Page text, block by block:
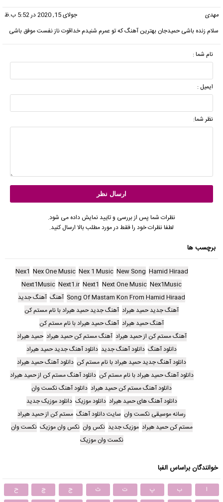
مهدی
جولای 15, 2020 در 5:52 ب.ظ
سلام زنده باشی حمیدجان بهترین آهنگ که تو عمرم شنیدم خداقوت ناز نفست موفق باشی
نام شما :
ایمیل :
نظر شما:
نظرات شما پس از بررسی و تایید نمایش داده می شود.
لطفا نظرات خود را فقط در مورد مطلب بالا ارسال کنید.
برچسب ها
Hamid Hiraad
New Song
Nex 1 Music
Nex One Music
Nex1
Nex1Music
Next One Music
Next1
Next1.ir
Next1Music
Song Of Mastam Kon From Hamid Hiraad آهنگ آهنگ جدید
آهنگ جدید حمید هیراد آهنگ جدید حمید هیراد با نام مستم کن
آهنگ حمید هیراد آهنگ حمید هیراد با نام مستم کن
آهنگ مستم کن از حمید هیراد آهنگ مستم کن حمید هیراد حمید هیراد
دانلود آهنگ دانلود آهنگ جدید دانلود آهنگ جدید حمید هیراد
دانلود آهنگ جدید حمید هیراد با نام مستم کن دانلود آهنگ حمید هیراد
دانلود آهنگ حمید هیراد با نام مستم کن دانلود آهنگ مستم کن از حمید هیراد
دانلود آهنگ مستم کن حمید هیراد دانلود آهنگ نکست وان
دانلود آهنگ های حمید هیراد دانلود موزیک دانلود موزیک جدید
رسانه موسیقی نکست وان سایت دانلود آهنگ مستم کن از حمید هیراد
مستم کن حمید هیراد موزیک جدید نکس وان نکس وان موزیک نکست وان
نکست وان موزیک
خوانندگان براساس الفبا
ا ب پ ت ث ج چ
ح